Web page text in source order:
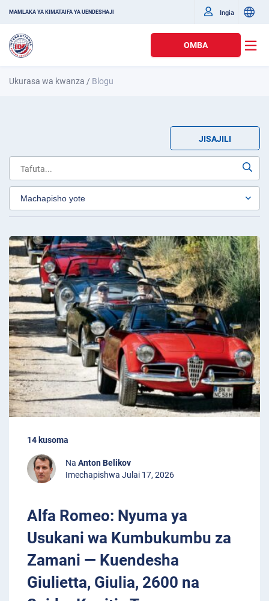
MAMLAKA YA KIMATAIFA YA UENDESHAJI Ingia
OMBA
Ukurasa wa kwanza / Blogu
JISAJILI
14 kusoma
Na Anton Belikov
Imechapishwa Julai 17, 2026
Alfa Romeo: Nyuma ya
Usukani wa Kumbukumbu za
Zamani — Kuendesha
Giulietta, Giulia, 2600 na